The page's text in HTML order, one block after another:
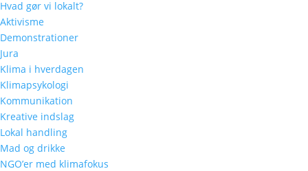
Hvad gør vi lokalt?
Aktivisme
Demonstrationer
Jura
Klima i hverdagen
Klimapsykologi
Kommunikation
Kreative indslag
Lokal handling
Mad og drikke
NGO’er med klimafokus